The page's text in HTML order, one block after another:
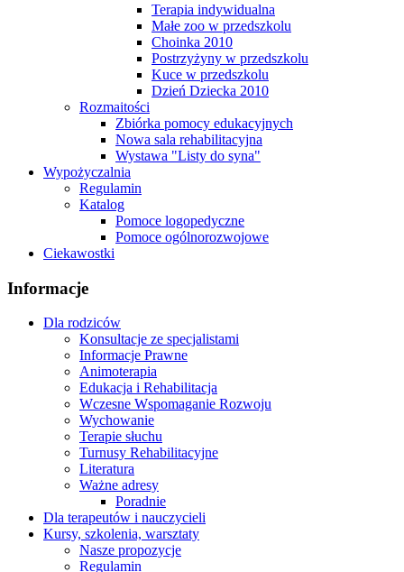
Terapia indywidualna
Małe zoo w przedszkolu
Choinka 2010
Postrzyżyny w przedszkolu
Kuce w przedszkolu
Dzień Dziecka 2010
Rozmaitości
Zbiórka pomocy edukacyjnych
Nowa sala rehabilitacyjna
Wystawa "Listy do syna"
Wypożyczalnia
Regulamin
Katalog
Pomoce logopedyczne
Pomoce ogólnorozwojowe
Ciekawostki
Informacje
Dla rodziców
Konsultacje ze specjalistami
Informacje Prawne
Animoterapia
Edukacja i Rehabilitacja
Wczesne Wspomaganie Rozwoju
Wychowanie
Terapie słuchu
Turnusy Rehabilitacyjne
Literatura
Ważne adresy
Poradnie
Dla terapeutów i nauczycieli
Kursy, szkolenia, warsztaty
Nasze propozycje
Regulamin